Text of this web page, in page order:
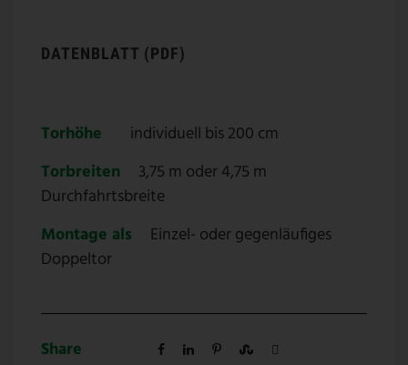
DATENBLATT (PDF)
Torhöhe
individuell bis 200 cm
Torbreiten
3,75 m oder 4,75 m
Durchfahrtsbreite
Montage als
Einzel- oder gegenläufiges
Doppeltor
Share